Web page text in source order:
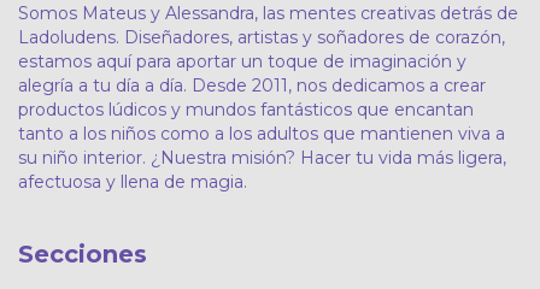
Somos Mateus y Alessandra, las mentes creativas detrás de
Ladoludens. Diseñadores, artistas y soñadores de corazón,
estamos aquí para aportar un toque de imaginación y
alegría a tu día a día. Desde 2011, nos dedicamos a crear
productos lúdicos y mundos fantásticos que encantan
tanto a los niños como a los adultos que mantienen viva a
su niño interior. ¿Nuestra misión? Hacer tu vida más ligera,
afectuosa y llena de magia.
Secciones